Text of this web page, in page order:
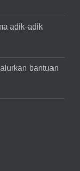
adik-adik
bantuan